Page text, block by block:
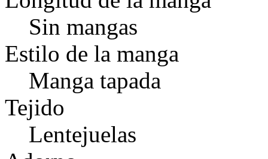
Sin mangas
Estilo de la manga
Manga tapada
Tejido
Lentejuelas